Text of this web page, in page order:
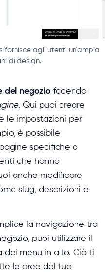
fornisce agli utenti un'ampia
di design.
del negozio facendo
. Qui puoi creare
le impostazioni per
è possibile
specifiche o
che hanno
anche modificare
slug, descrizioni e
la navigazione tra
puoi utilizzare il
dei menu in alto. Ciò ti
le aree del tuo